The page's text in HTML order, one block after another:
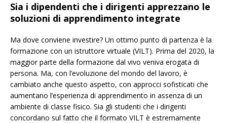
Sia i dipendenti che i dirigenti apprezzano le
soluzioni di apprendimento integrate
Ma dove conviene investire? Un ottimo punto di partenza è la
formazione con un istruttore virtuale (VILT). Prima del 2020, la
maggior parte della formazione dal vivo veniva erogata di
persona. Ma, con l’evoluzione del mondo del lavoro, è
cambiato anche questo aspetto, con approcci sofisticati che
aumentano l’esperienza di apprendimento in assenza di un
ambiente di classe fisico. Sia gli studenti che i dirigenti
concordano sul fatto che il formato VILT è estremamente